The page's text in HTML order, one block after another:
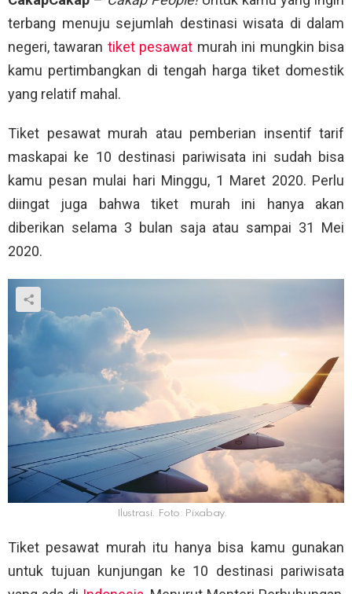
terbang menuju sejumlah destinasi wisata di dalam
negeri, tawaran tiket pesawat murah ini mungkin bisa
kamu pertimbangkan di tengah harga tiket domestik
yang relatif mahal.
Tiket pesawat murah atau pemberian insentif tarif
maskapai ke 10 destinasi pariwisata ini sudah bisa
kamu pesan mulai hari Minggu, 1 Maret 2020. Perlu
diingat juga bahwa tiket murah ini hanya akan
diberikan selama 3 bulan saja atau sampai 31 Mei
2020.
Ilustrasi. Foto: Pixabay.
Tiket pesawat murah itu hanya bisa kamu gunakan
untuk tujuan kunjungan ke 10 destinasi pariwisata